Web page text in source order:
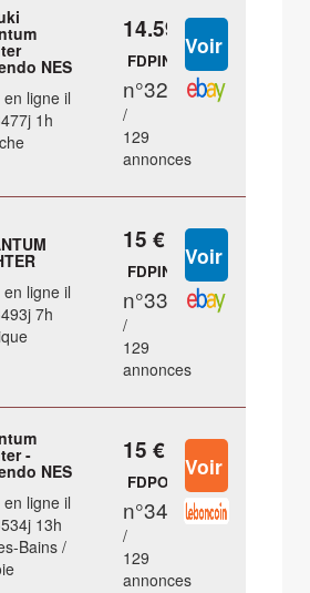
NES
en ligne il
1h
14.59 €
FDPIN
n°32
/
129
annonces
en ligne il
7h
15 €
FDPIN
n°33
/
129
annonces
-
NES
en ligne il
13h
Bains /
15 €
FDPOUT
n°34
/
129
annonces